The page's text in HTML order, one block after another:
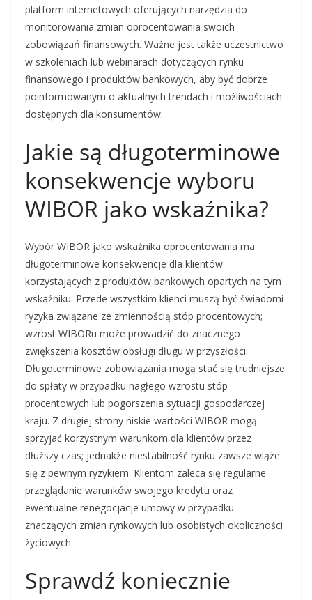
platform internetowych oferujących narzędzia do
monitorowania zmian oprocentowania swoich
zobowiązań finansowych. Ważne jest także uczestnictwo
w szkoleniach lub webinarach dotyczących rynku
finansowego i produktów bankowych, aby być dobrze
poinformowanym o aktualnych trendach i możliwościach
dostępnych dla konsumentów.
Jakie są długoterminowe
konsekwencje wyboru
WIBOR jako wskaźnika?
Wybór WIBOR jako wskaźnika oprocentowania ma
długoterminowe konsekwencje dla klientów
korzystających z produktów bankowych opartych na tym
wskaźniku. Przede wszystkim klienci muszą być świadomi
ryzyka związane ze zmiennością stóp procentowych;
wzrost WIBORu może prowadzić do znacznego
zwiększenia kosztów obsługi długu w przyszłości.
Długoterminowe zobowiązania mogą stać się trudniejsze
do spłaty w przypadku nagłego wzrostu stóp
procentowych lub pogorszenia sytuacji gospodarczej
kraju. Z drugiej strony niskie wartości WIBOR mogą
sprzyjać korzystnym warunkom dla klientów przez
dłuższy czas; jednakże niestabilność rynku zawsze wiąże
się z pewnym ryzykiem. Klientom zaleca się regularne
przeglądanie warunków swojego kredytu oraz
ewentualne renegocjacje umowy w przypadku
znaczących zmian rynkowych lub osobistych okoliczności
życiowych.
Sprawdź koniecznie